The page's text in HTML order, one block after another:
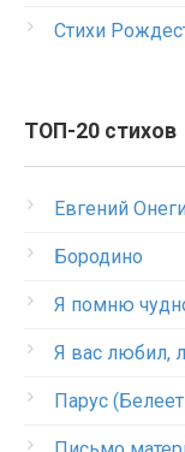
Стихи
ТОП-20 стихов
Евгений
Бородино
Я помню
Я вас любил,
Парус